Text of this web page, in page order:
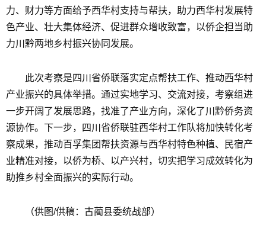
力、财力等方面给予西华村支持与帮扶，助力西华村发展特
色产业、壮大集体经济、促进群众增收致富，以侨企担当助
力川黔两地乡村振兴协同发展。
此次考察是四川省侨联落实定点帮扶工作、推动西华村
产业振兴的具体举措。通过实地学习、交流对接，考察组进
一步开阔了发展思路，找准了产业方向，深化了川黔侨务资
源协作。下一步，四川省侨联驻西华村工作队将加快转化考
察成果，推动百孚集团帮扶资源与西华村特色种植、民宿产
业精准对接，以侨为桥、以产兴村，切实把学习成效转化为
助推乡村全面振兴的实际行动。
（供图/供稿：古蔺县委统战部）